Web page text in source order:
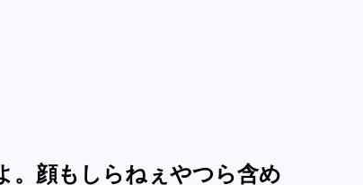
。顔もしらねぇやつら含め